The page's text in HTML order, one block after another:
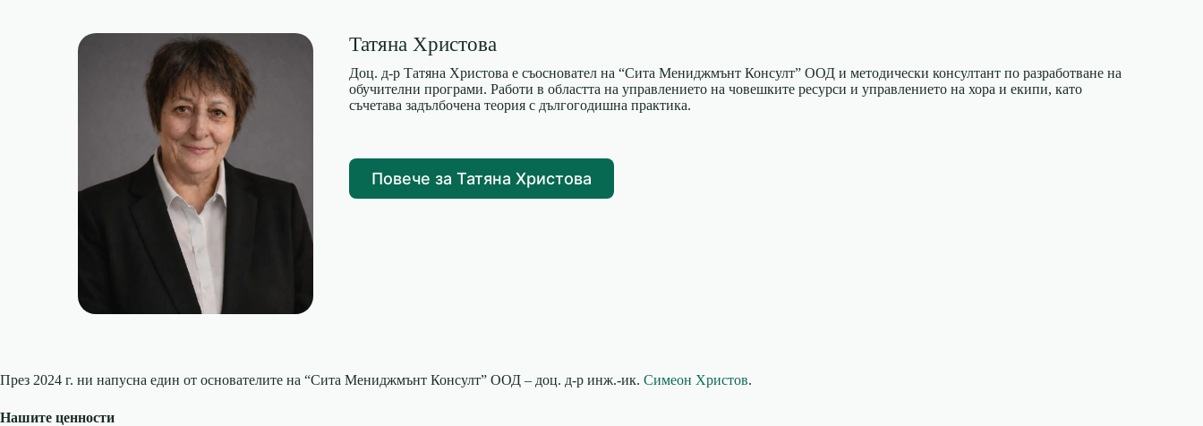
Татяна Христова
Доц. д-р Татяна Христова е съосновател на “Сита Мениджмънт Консулт” ООД и методически консултант по разработване на
обучителни програми. Работи в областта на управлението на човешките ресурси и управлението на хора и екипи, като
съчетава задълбочена теория с дългогодишна практика.
Повече за Татяна Христова
През 2024 г. ни напусна един от основателите на “Сита Мениджмънт Консулт” ООД – доц. д-р инж.-ик. Симеон Христов.
Нашите ценности